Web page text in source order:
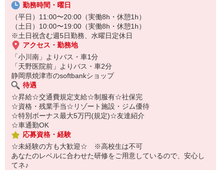
勤務時間・曜日
（平日）11:00〜20:00（実働8h・休憩1h）
（土日）10:00〜19:00（実働8h・休憩1h）
※土日祝含む週5日勤務、水曜日定休日
アクセス・勤務地
「小川南」よりバス・車1分
「天野医院前」よりバス・車2分
静岡県焼津市のsoftbankショップ
待遇
☆昇給☆交通費規定支給☆制服有☆社保完
☆資格・残業手当☆リゾート施設・ジム優待
☆特別ボーナス最大5万円(規定)☆友達紹介
☆車通勤OK
応募資格・経験
☆未経験の方も大歓迎☆ ※高校生は不可
あなたのレベルに合わせた研修をご用意しているので、安心し
てネ♪